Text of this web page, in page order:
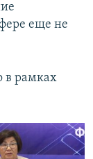
еще не
в рамках